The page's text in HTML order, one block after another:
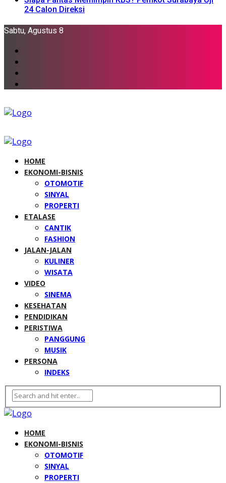
24 Calon Direksi
Sabtu, Agustus 8
HOME
EKONOMI-BISNIS
OTOMOTIF
SINYAL
PROPERTI
ETALASE
CANTIK
FASHION
JALAN-JALAN
KULINER
WISATA
VIDEO
SINEMA
KESEHATAN
PENDIDIKAN
PERISTIWA
PANGGUNG
MUSIK
PERSONA
INDEKS
HOME
EKONOMI-BISNIS
OTOMOTIF
SINYAL
PROPERTI